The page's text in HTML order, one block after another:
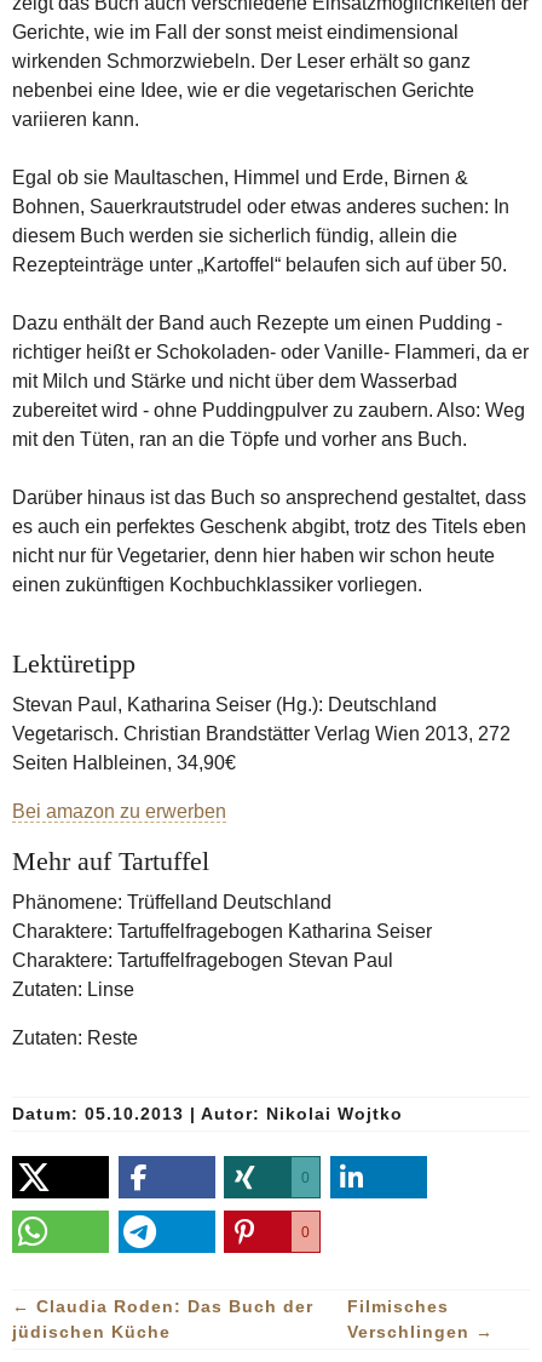
Gerichte, wie im Fall der sonst meist eindimensional
wirkenden Schmorzwiebeln. Der Leser erhält so ganz
nebenbei eine Idee, wie er die vegetarischen Gerichte
variieren kann.
Egal ob sie Maultaschen, Himmel und Erde, Birnen &
Bohnen, Sauerkrautstrudel oder etwas anderes suchen: In
diesem Buch werden sie sicherlich fündig, allein die
Rezepteinträge unter „Kartoffel“ belaufen sich auf über 50.
Dazu enthält der Band auch Rezepte um einen Pudding -
richtiger heißt er Schokoladen- oder Vanille- Flammeri, da er
mit Milch und Stärke und nicht über dem Wasserbad
zubereitet wird - ohne Puddingpulver zu zaubern. Also: Weg
mit den Tüten, ran an die Töpfe und vorher ans Buch.
Darüber hinaus ist das Buch so ansprechend gestaltet, dass
es auch ein perfektes Geschenk abgibt, trotz des Titels eben
nicht nur für Vegetarier, denn hier haben wir schon heute
einen zukünftigen Kochbuchklassiker vorliegen.
Lektüretipp
Stevan Paul, Katharina Seiser (Hg.): Deutschland
Vegetarisch. Christian Brandstätter Verlag Wien 2013, 272
Seiten Halbleinen, 34,90€
Bei amazon zu erwerben
Mehr auf Tartuffel
Phänomene: Trüffelland Deutschland
Charaktere: Tartuffelfragebogen Katharina Seiser
Charaktere: Tartuffelfragebogen Stevan Paul
Zutaten: Linse
Zutaten: Reste
Datum: 05.10.2013 | Autor: Nikolai Wojtko
0
0
← Claudia Roden: Das Buch der
jüdischen Küche
Filmisches
Verschlingen →